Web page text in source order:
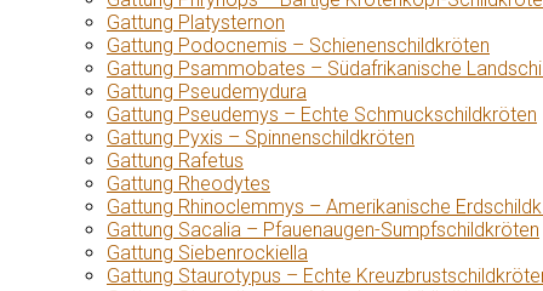
Gattung Platysternon
Gattung Podocnemis – Schienenschildkröten
Gattung Psammobates – Südafrikanische
Gattung Pseudemydura
Gattung Pseudemys – Echte Schmuckschildkröten
Gattung Pyxis – Spinnenschildkröten
Gattung Rafetus
Gattung Rheodytes
Gattung Rhinoclemmys – Amerikanische
Gattung Sacalia – Pfauenaugen-Sumpfschildkröten
Gattung Siebenrockiella
Gattung Staurotypus – Echte